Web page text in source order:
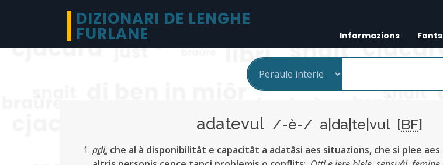
DIZIONARI DE LENGHE
FURLANE Informazions Fonts
adatevul /-è-/ a|da|te|vul [BF]
adi. che al à disponibilitât e capacitât a adatâsi aes situazions, che si plee aes